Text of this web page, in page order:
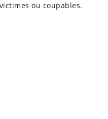
ou coupables.